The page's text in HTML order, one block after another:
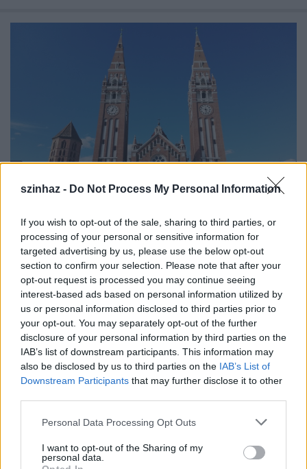
szinhaz - Do Not Process My Personal Information
If you wish to opt-out of the sale, sharing to third parties, or
processing of your personal or sensitive information for
targeted advertising by us, please use the below opt-out
section to confirm your selection. Please note that after your
opt-out request is processed you may continue seeing
interest-based ads based on personal information utilized by
us or personal information disclosed to third parties prior to
your opt-out. You may separately opt-out of the further
disclosure of your personal information by third parties on the
IAB’s list of downstream participants. This information may
also be disclosed by us to third parties on the IAB’s List of
Downstream Participants that may further disclose it to other
Please note that this website/app uses one or more Google
not limited to your visit or usage behaviour. You may click to
grant or deny consent to Google and its third-party tags to
Personal Data Processing Opt Outs
I want to opt-out of the Sharing of my
personal data.
Épül a Dóm téri szabadtéri színpad
mtothorsi•2020. július 16.
Megkezdődött a Szegedi Szabadtéri Játékok Dóm
téri játszóhelyének építése. A fesztivál ikonikus
helyszínének számító téren elsőként ...